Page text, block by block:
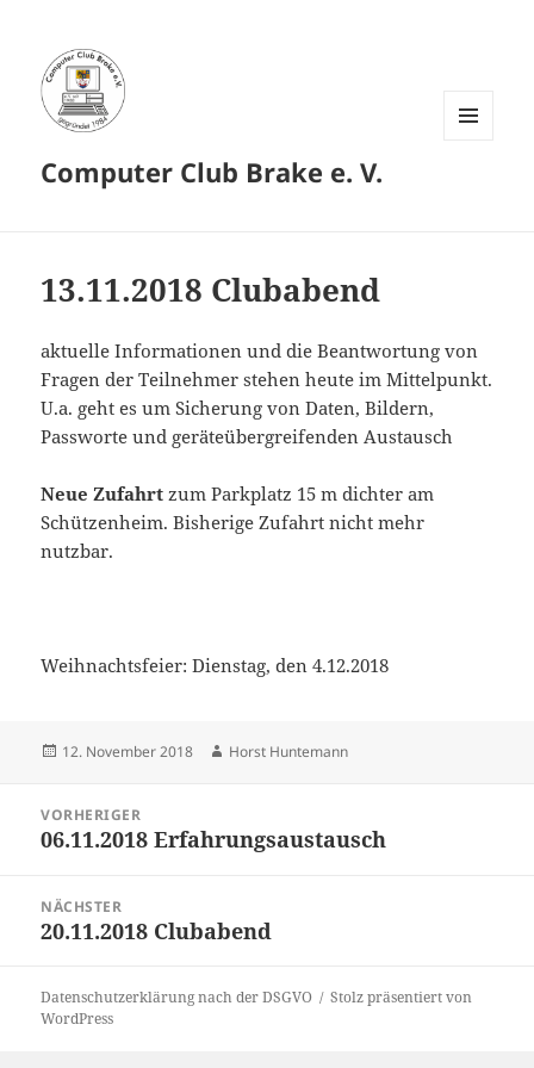
Computer Club Brake e. V.
13.11.2018 Clubabend
aktuelle Informationen und die Beantwortung von
Fragen der Teilnehmer stehen heute im Mittelpunkt.
U.a. geht es um Sicherung von Daten, Bildern,
Passworte und geräteübergreifenden Austausch
Neue Zufahrt zum Parkplatz 15 m dichter am
Schützenheim. Bisherige Zufahrt nicht mehr
nutzbar.
Weihnachtsfeier: Dienstag, den 4.12.2018
Veröffentlicht
12. November 2018 Autor
Horst Huntemann
VORHERIGER
Vorheriger
06.11.2018 Erfahrungsaustausch
NÄCHSTER
Nächster
20.11.2018 Clubabend
Datenschutzerklärung nach der DSGVO
Stolz präsentiert von
WordPress